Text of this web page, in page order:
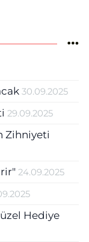
30.09.2025
29.09.2025
Zihniyeti
24.09.2025
Hediye